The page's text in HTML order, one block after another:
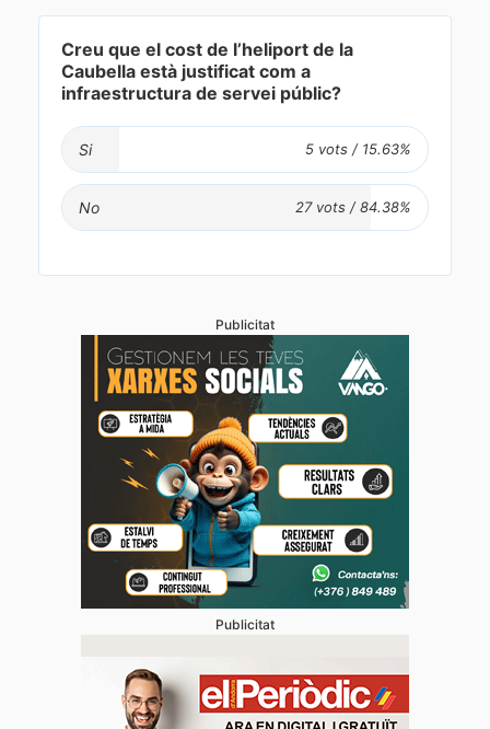
Creu que el cost de l’heliport de la
Caubella està justificat com a
infraestructura de servei públic?
Si
No
Publicitat
Publicitat